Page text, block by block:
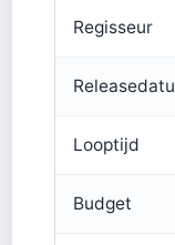
Regisseur
Looptijd
Budget